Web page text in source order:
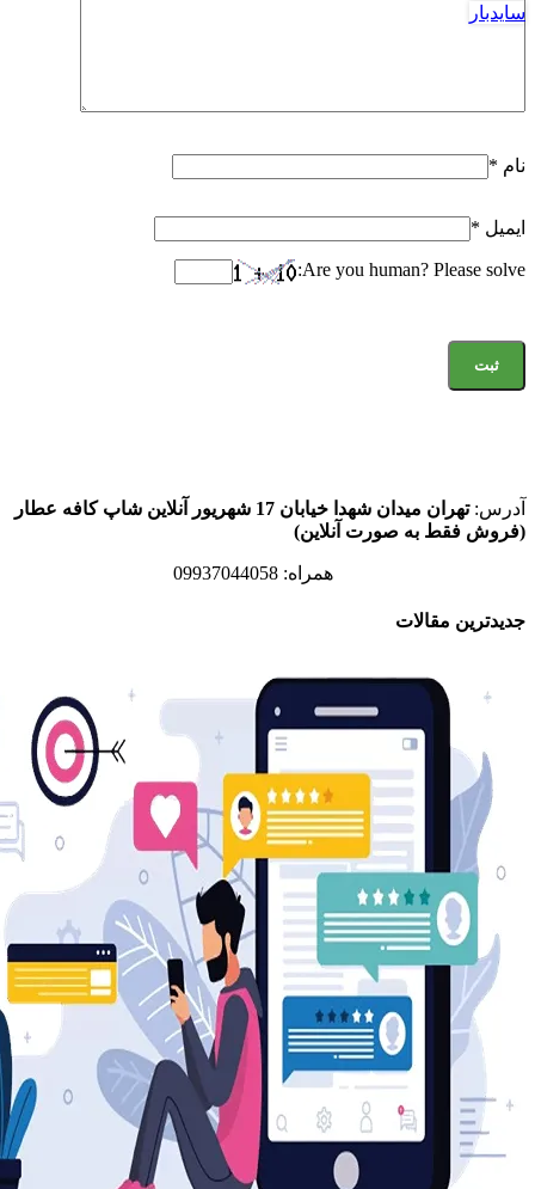
نام *
ایمیل *
Are you human? Please solve:
آدرس:تهران میدان شهدا خیابان 17 شهریور آنلاین شاپ کافه عطار
(فروش فقط به صورت آنلاین)
همراه: 09937044058
جدیدترین مقالات
سایدبار